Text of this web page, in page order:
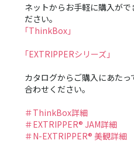
ネットからお手軽に購入が
ださい。
｢ThinkBox｣
｢EXTRIPPERシリーズ｣
カタログからご購入にあた
合わせください。
＃ThinkBox詳細
＃EXTRIPPER® JAM詳細
＃N-EXTRIPPER® 美観詳細